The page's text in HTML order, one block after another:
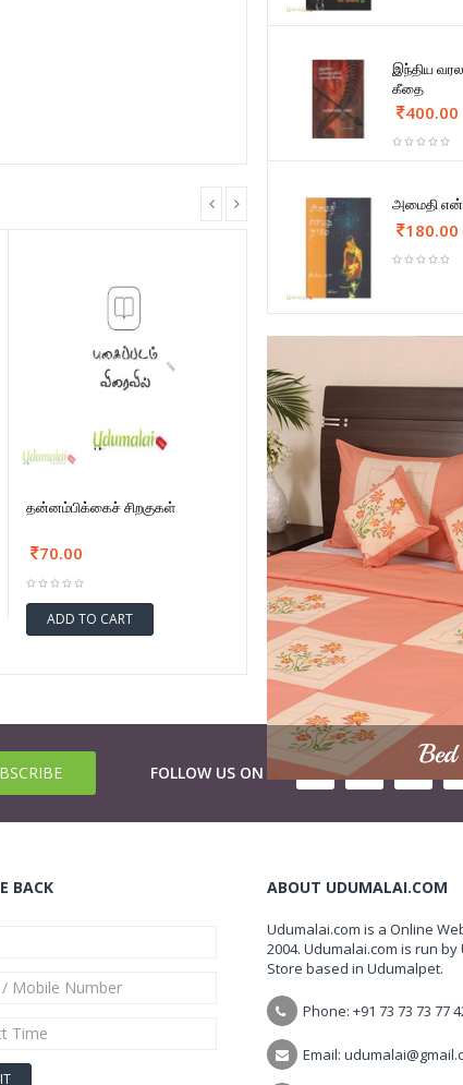
தன்னம்பிக்கைச் சிறகுகள்
70.00
ADD TO CART
இந்திய
கீதை
400.00
அமைதி
180.00
FOLLOW US ON
BACK ABOUT UDUMALAI.COM
Udumalai.com is a Online
2004. Udumalai.com is run
Store based in Udumalpet.
Phone: +91 73 73 73 77
Email: